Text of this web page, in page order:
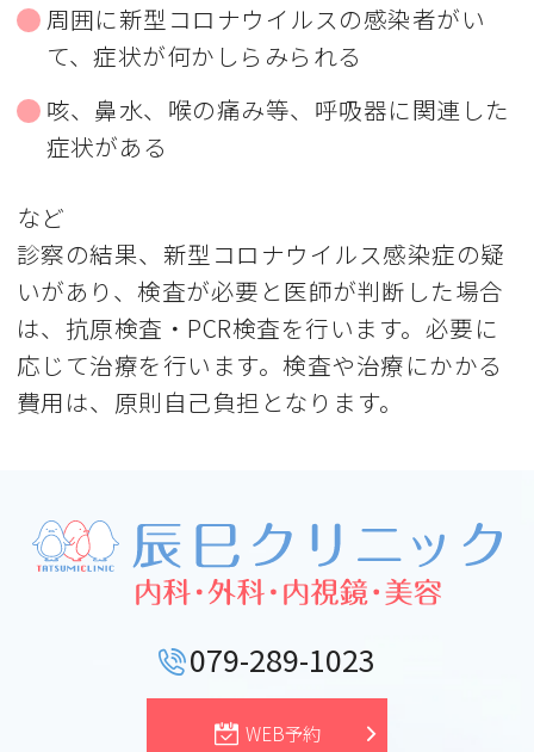
周囲に新型コロナウイルスの感染者がい
て、症状が何かしらみられる
咳、鼻水、喉の痛み等、呼吸器に関連した
症状がある
など
診察の結果、新型コロナウイルス感染症の疑
いがあり、検査が必要と医師が判断した場合
は、抗原検査・PCR検査を行います。必要に
応じて治療を行います。検査や治療にかかる
費用は、原則自己負担となります。
079-289-1023
WEB予約